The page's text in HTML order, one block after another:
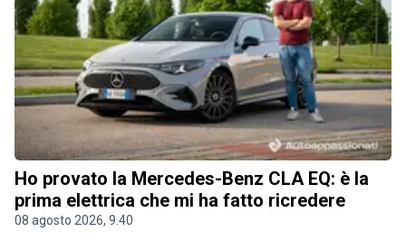
Ho provato la Mercedes-Benz CLA EQ: è la
prima elettrica che mi ha fatto ricredere
08 agosto 2026, 9.40